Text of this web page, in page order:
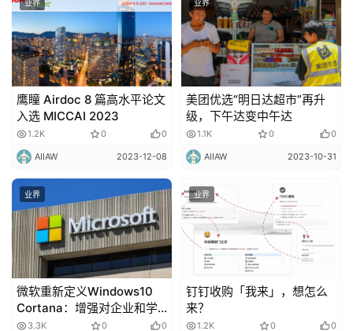
业界
鹰瞳 Airdoc 8 篇高水平论文
入选 MICCAI 2023
1.2K 0 0
AIIAW 2023-12-08
业界
美团优选“明日达超市”再升
级，下午达变中午达
1.1K 0 0
AIIAW 2023-10-31
业界
微软重新定义Windows10
Cortana：增强对企业和学
校功能、删减第三方程序！
3.3K 0 0
业界
钉钉收购「我来」，想怎么
来？
1.2K 0 0